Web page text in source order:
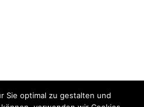
Sie optimal zu gestalten und